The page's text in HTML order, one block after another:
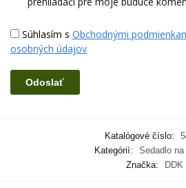
Súhlasím s Obchodnými
osobných údajov
Katalógové číslo:
Kategórií:
Sedadlo
Značka:
DDK